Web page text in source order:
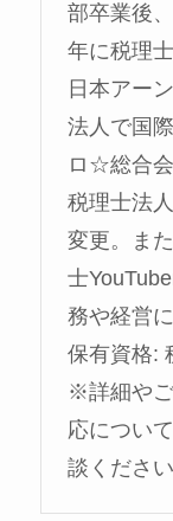
部卒業後
年に税理
日本アー
法人で国
ロ☆総合
税理士法
変更。ま
士
務や経営
保有資格:
※詳細や
応につい
談ください